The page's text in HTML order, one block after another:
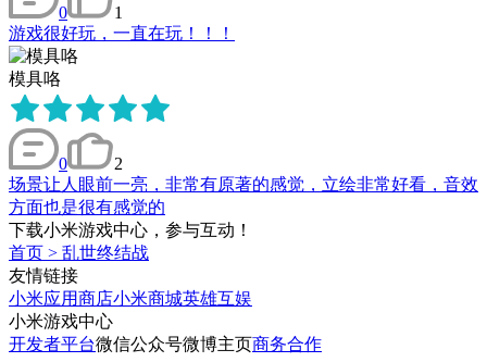
0
1
游戏很好玩，一直在玩！！！
模具咯
0
2
场景让人眼前一亮，非常有原著的感觉，立绘非常好看，音效
方面也是很有感觉的
下载小米游戏中心，参与互动！
首页 > 乱世终结战
友情链接
小米应用商店小米商城英雄互娱
小米游戏中心
开发者平台微信公众号微博主页商务合作